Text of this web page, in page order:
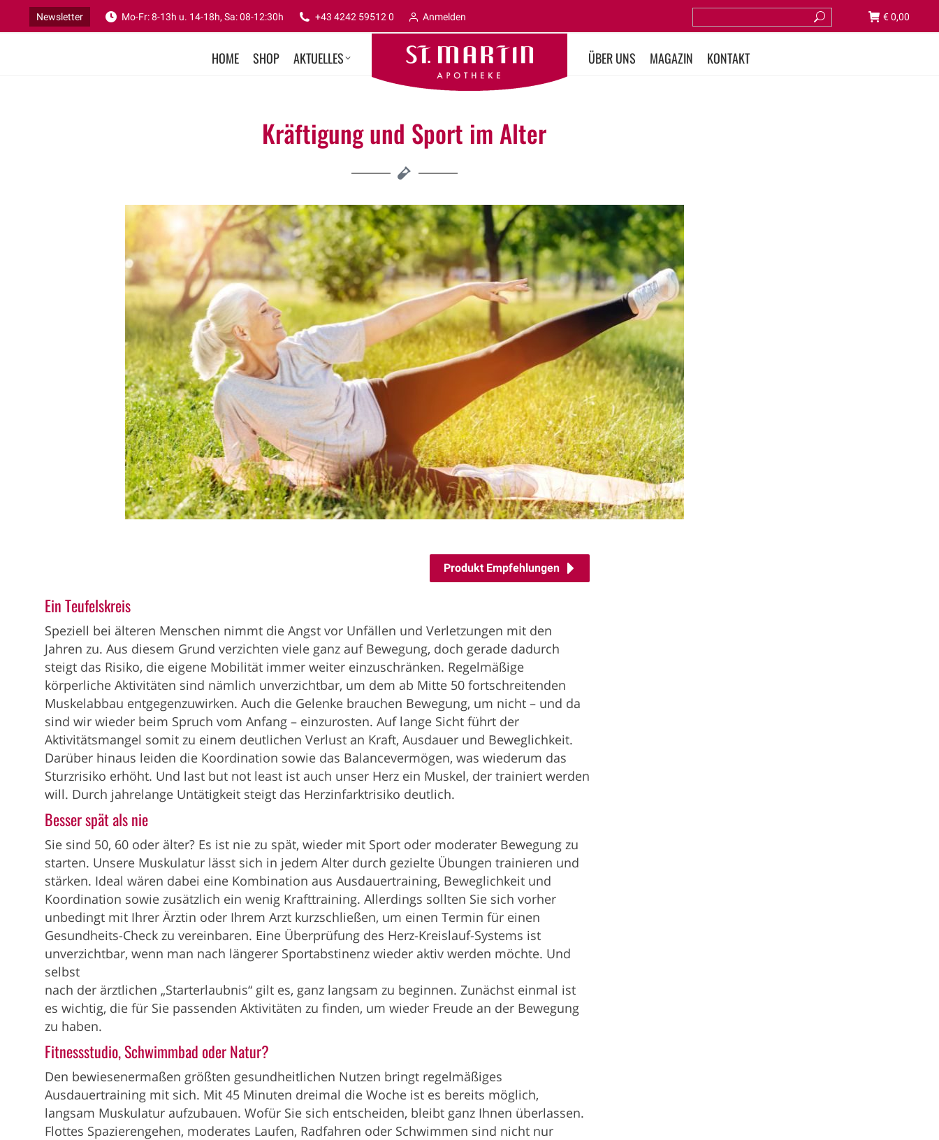
Newsletter Mo-Fr: 8-13h u. 14-18h, Sa: 08-12:30h +43 4242 59512 0 Anmelden €0,00
HOME SHOP AKTUELLES ÜBER UNS MAGAZIN KONTAKT
Kräftigung und Sport im Alter
Produkt Empfehlungen
Ein Teufelskreis
Speziell bei älteren Menschen nimmt die Angst vor Unfällen und Verletzungen mit den
Jahren zu. Aus diesem Grund verzichten viele ganz auf Bewegung, doch gerade dadurch
steigt das Risiko, die eigene Mobilität immer weiter einzuschränken. Regelmäßige
körperliche Aktivitäten sind nämlich unverzichtbar, um dem ab Mitte 50 fortschreitenden
Muskelabbau entgegenzuwirken. Auch die Gelenke brauchen Bewegung, um nicht – und da
sind wir wieder beim Spruch vom Anfang – einzurosten. Auf lange Sicht führt der
Aktivitätsmangel somit zu einem deutlichen Verlust an Kraft, Ausdauer und Beweglichkeit.
Darüber hinaus leiden die Koordination sowie das Balancevermögen, was wiederum das
Sturzrisiko erhöht. Und last but not least ist auch unser Herz ein Muskel, der trainiert werden
will. Durch jahrelange Untätigkeit steigt das Herzinfarktrisiko deutlich.
Besser spät als nie
Sie sind 50, 60 oder älter? Es ist nie zu spät, wieder mit Sport oder moderater Bewegung zu
starten. Unsere Muskulatur lässt sich in jedem Alter durch gezielte Übungen trainieren und
stärken. Ideal wären dabei eine Kombination aus Ausdauertraining, Beweglichkeit und
Koordination sowie zusätzlich ein wenig Krafttraining. Allerdings sollten Sie sich vorher
unbedingt mit Ihrer Ärztin oder Ihrem Arzt kurzschließen, um einen Termin für einen
Gesundheits-Check zu vereinbaren. Eine Überprüfung des Herz-Kreislauf-Systems ist
unverzichtbar, wenn man nach längerer Sportabstinenz wieder aktiv werden möchte. Und
selbst
nach der ärztlichen „Starterlaubnis“ gilt es, ganz langsam zu beginnen. Zunächst einmal ist
es wichtig, die für Sie passenden Aktivitäten zu finden, um wieder Freude an der Bewegung
zu haben.
Fitnessstudio, Schwimmbad oder Natur?
Den bewiesenermaßen größten gesundheitlichen Nutzen bringt regelmäßiges
Ausdauertraining mit sich. Mit 45 Minuten dreimal die Woche ist es bereits möglich,
langsam Muskulatur aufzubauen. Wofür Sie sich entscheiden, bleibt ganz Ihnen überlassen.
Flottes Spazierengehen, moderates Laufen, Radfahren oder Schwimmen sind nicht nur